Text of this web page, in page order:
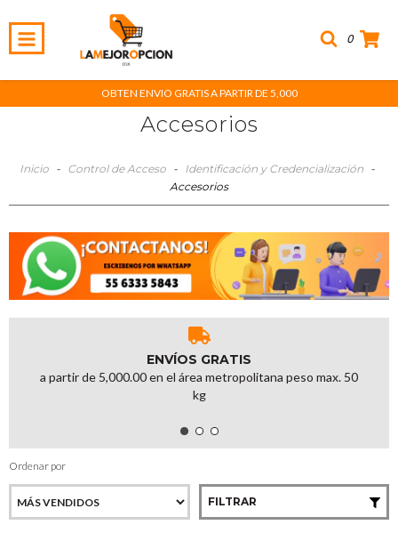
0
OBTEN ENVIO GRATIS A PARTIR DE 5,000
Accesorios
Inicio - Control de Acceso - Identificación y Credencialización
-
Accesorios
ENVÍOS GRATIS
a partir de 5,000.00 en el área metropolitana peso max. 50
kg
Ordenar por
FILTRAR